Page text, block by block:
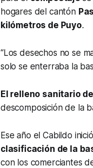
hogares del cantón
kilómetros de Puyo.
“Los desechos no se
solo se enterraba la
El relleno sanitario
descomposición de la
Ese año el Cabildo
clasificación de la
con los comerciantes